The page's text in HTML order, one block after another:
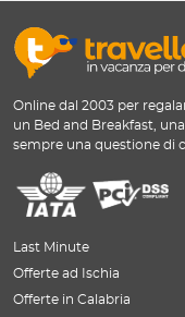
Online dal 2003 per
un Bed and Breakfast,
sempre una questione di
Last Minute
Offerte ad Ischia
Offerte in Calabria